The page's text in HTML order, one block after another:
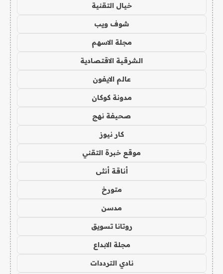
خيال التقنية
شوف ويب
مجلة الاسهم
الشرقية الاقتصادية
عالم الايفون
مدونة كوكان
صحيفة نهج
كار نيوز
موقع خبرة التقني
أناقة أنثى
متورخ
مدسن
روتانا تسويق
مجلة الابداع
نادي الترددات